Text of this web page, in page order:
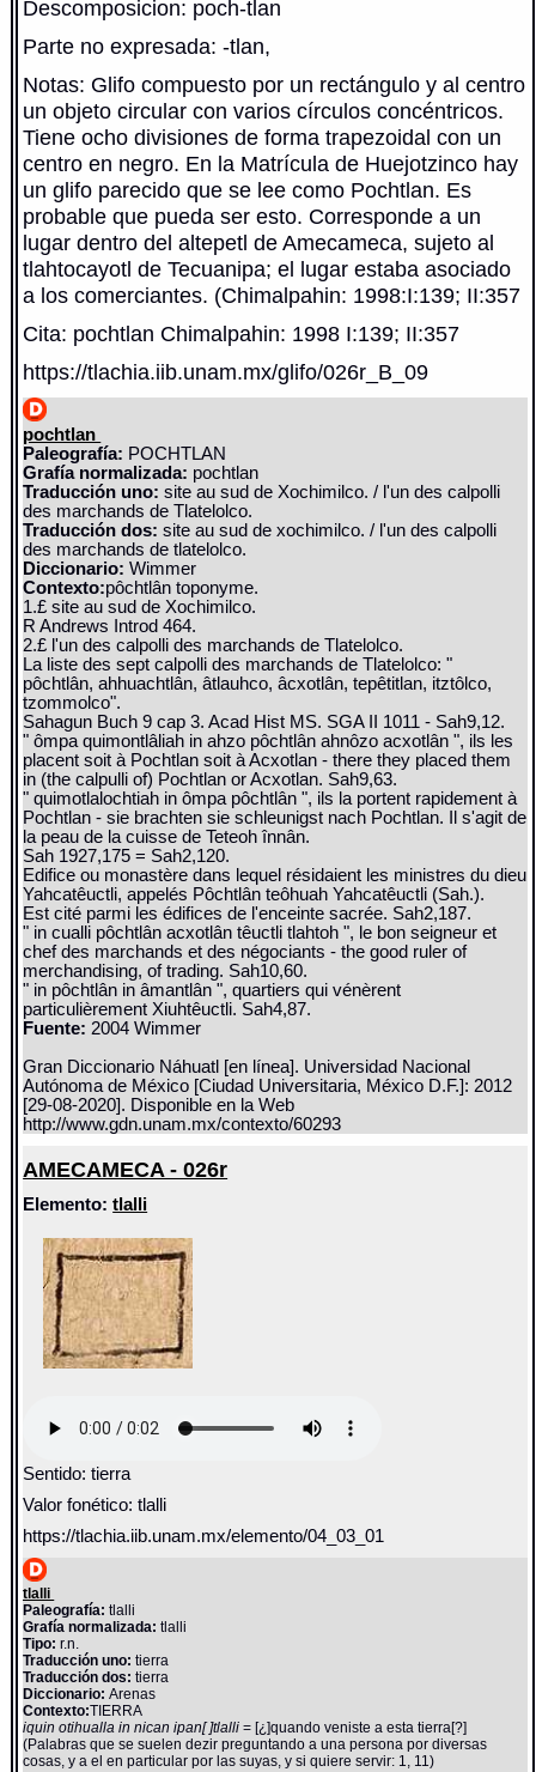
Descomposicion: poch-tlan
Parte no expresada: -tlan,
Notas: Glifo compuesto por un rectángulo y al centro
un objeto circular con varios círculos concéntricos.
Tiene ocho divisiones de forma trapezoidal con un
centro en negro. En la Matrícula de Huejotzinco hay
un glifo parecido que se lee como Pochtlan. Es
probable que pueda ser esto. Corresponde a un
lugar dentro del altepetl de Amecameca, sujeto al
tlahtocayotl de Tecuanipa; el lugar estaba asociado
a los comerciantes. (Chimalpahin: 1998:I:139; II:357
Cita: pochtlan Chimalpahin: 1998 I:139; II:357
https://tlachia.iib.unam.mx/glifo/026r_B_09
pochtlan
Paleografía: POCHTLAN
Grafía normalizada: pochtlan
Traducción uno: site au sud de Xochimilco. / l'un des calpolli
des marchands de Tlatelolco.
Traducción dos: site au sud de xochimilco. / l'un des calpolli
des marchands de tlatelolco.
Diccionario:Wimmer
Contexto:pôchtlân toponyme.
1.£ site au sud de Xochimilco.
R Andrews Introd 464.
2.£ l'un des calpolli des marchands de Tlatelolco.
La liste des sept calpolli des marchands de Tlatelolco: "
pôchtlân, ahhuachtlân, âtlauhco, âcxotlân, tepêtitlan, itztôlco,
tzommolco".
Sahagun Buch 9 cap 3. Acad Hist MS. SGA II 1011 - Sah9,12.
" ômpa quimontlâliah in ahzo pôchtlân ahnôzo acxotlân ", ils les
placent soit à Pochtlan soit à Acxotlan - there they placed them
in (the calpulli of) Pochtlan or Acxotlan. Sah9,63.
" quimotlalochtiah in ômpa pôchtlân ", ils la portent rapidement à
Pochtlan - sie brachten sie schleunigst nach Pochtlan. Il s'agit de
la peau de la cuisse de Teteoh înnân.
Sah 1927,175 = Sah2,120.
Edifice ou monastère dans lequel résidaient les ministres du dieu
Yahcatêuctli, appelés Pôchtlân teôhuah Yahcatêuctli (Sah.).
Est cité parmi les édifices de l'enceinte sacrée. Sah2,187.
" in cualli pôchtlân acxotlân têuctli tlahtoh ", le bon seigneur et
chef des marchands et des négociants - the good ruler of
merchandising, of trading. Sah10,60.
" in pôchtlân in âmantlân ", quartiers qui vénèrent
particulièrement Xiuhtêuctli. Sah4,87.
Fuente: 2004 Wimmer
Gran Diccionario Náhuatl [en línea]. Universidad Nacional
Autónoma de México [Ciudad Universitaria, México D.F.]: 2012
[29-08-2020]. Disponible en la Web
http://www.gdn.unam.mx/contexto/60293
AMECAMECA - 026r
Elemento:tlalli
Sentido: tierra
Valor fonético: tlalli
https://tlachia.iib.unam.mx/elemento/04_03_01
tlalli
Paleografía: tlalli
Grafía normalizada: tlalli
Tipo: r.n.
Traducción uno: tierra
Traducción dos: tierra
Diccionario:Arenas
Contexto:TIERRA
iquin otihualla in nican ipan[ ]tlalli= [¿]quando veniste a esta tierra[?]
(Palabras que se suelen dezir preguntando a una persona por diversas
cosas, y a el en particular por las suyas, y si quiere servir: 1, 11)